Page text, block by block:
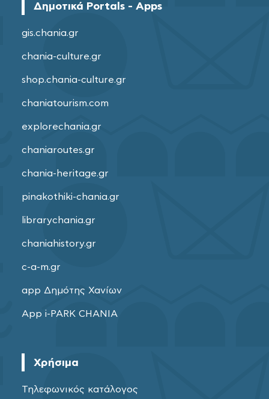
Δημοτικά Portals - Apps
gis.chania.gr
chania-culture.gr
shop.chania-culture.gr
chaniatourism.com
explorechania.gr
chaniaroutes.gr
chania-heritage.gr
pinakothiki-chania.gr
librarychania.gr
chaniahistory.gr
c-a-m.gr
app Δημότης Χανίων
App i-PARK CHANIA
Χρήσιμα
Τηλεφωνικός κατάλογος